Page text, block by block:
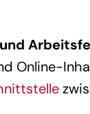
Online-